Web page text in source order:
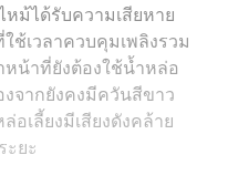
ม้ได้รับความเสียหาย
ช้เวลาควบคุมเพลิงรวม
หน้าที่ยังต้องใช้น้ำหล่อ
งจากยังคงมีควันสีขาว
อเลี้ยงมีเสียงดังคล้าย
ยะ